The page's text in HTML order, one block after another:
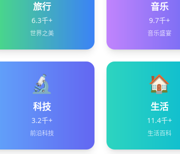
旅行
6.3千+
世界之美
音乐
9.7千+
音乐盛宴
🔬
科技
3.2千+
前沿科技
🏠
生活
11.4千+
生活百科